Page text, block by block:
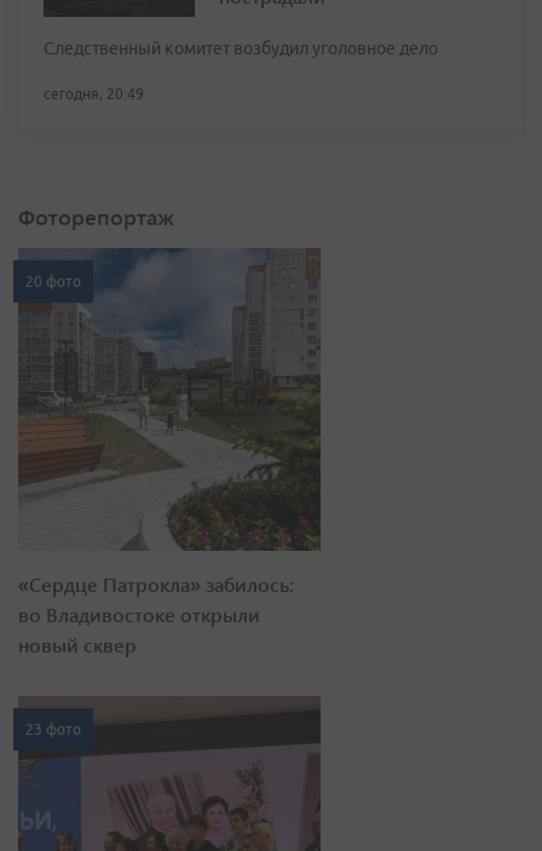
Следственный комитет возбудил уголовное дело
сегодня, 20:49
Фоторепортаж
20 фото
«Сердце Патрокла» забилось:
во Владивостоке открыли
новый сквер
23 фото